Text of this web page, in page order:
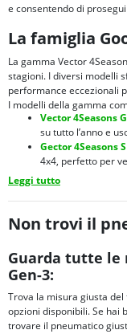
e consentendo di
La famiglia
La gamma Vector
stagioni. I diversi modelli
performance eccezionali
I modelli della gamma
Vector 4Seasons
su tutto l’anno e
Gector 4Seasons
4x4, perfetto per
Leggi tutto
Non trovi il
Guarda tutte le
Gen-3:
Trova la misura giusta del
opzioni disponibili. Se hai
trovare il pneumatico